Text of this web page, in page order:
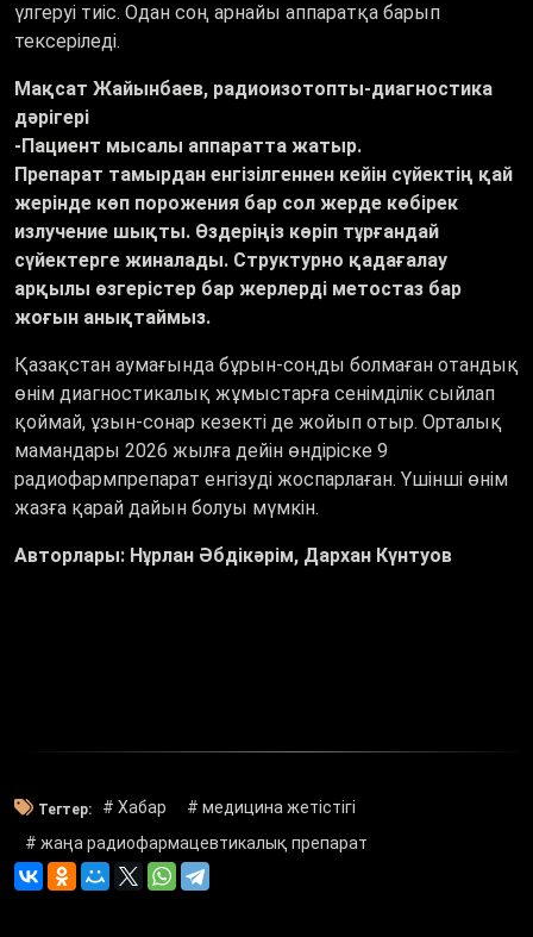
үлгеруі тиіс. Одан соң арнайы аппаратқа барып
тексеріледі.
Мақсат Жайынбаев, радиоизотопты-диагностика
дәрігері
-Пациент мысалы аппаратта жатыр.
Препарат тамырдан енгізілгеннен кейін сүйектің қай
жерінде көп порожения бар сол жерде көбірек
излучение шықты. Өздеріңіз көріп тұрғандай
сүйектерге жиналады. Структурно қадағалау
арқылы өзгерістер бар жерлерді метостаз бар
жоғын анықтаймыз.
Қазақстан аумағында бұрын-соңды болмаған отандық
өнім диагностикалық жұмыстарға сенімділік сыйлап
қоймай, ұзын-сонар кезекті де жойып отыр. Орталық
мамандары 2026 жылға дейін өндіріске 9
радиофармпрепарат енгізуді жоспарлаған. Үшінші өнім
жазға қарай дайын болуы мүмкін.
Авторлары: Нұрлан Әбдікәрім, Дархан Күнтуов
Тегтер: # Хабар
# медицина жетістігі
# жаңа радиофармацевтикалық препарат